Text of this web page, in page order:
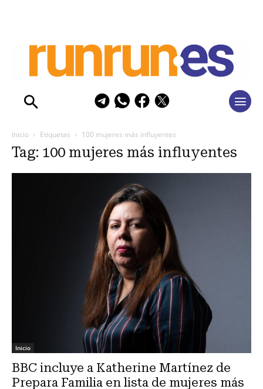
Inicio Etiquetas 100 mujeres más influyentes
Tag: 100 mujeres más influyentes
Inicio
BBC incluye a Katherine Martínez de
Prepara Familia en lista de mujeres más